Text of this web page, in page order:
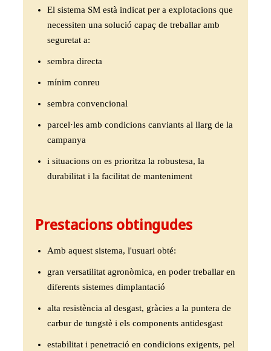
El sistema SM està indicat per a explotacions que
necessiten una solució capaç de treballar amb
seguretat a:
sembra directa
mínim conreu
sembra convencional
parcel·les amb condicions canviants al llarg de la
campanya
i situacions on es prioritza la robustesa, la
durabilitat i la facilitat de manteniment
Prestacions obtingudes
Amb aquest sistema, l'usuari obté:
gran versatilitat agronòmica, en poder treballar en
diferents sistemes dimplantació
alta resistència al desgast, gràcies a la puntera de
carbur de tungstè i els components antidesgast
estabilitat i penetració en condicions exigents, pel